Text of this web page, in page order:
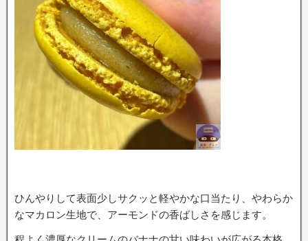
ひんやりして表面少しサクッと軽やかな口当たり、やわらか
なマカロン生地で、アーモンドの香ばしさを感じます。